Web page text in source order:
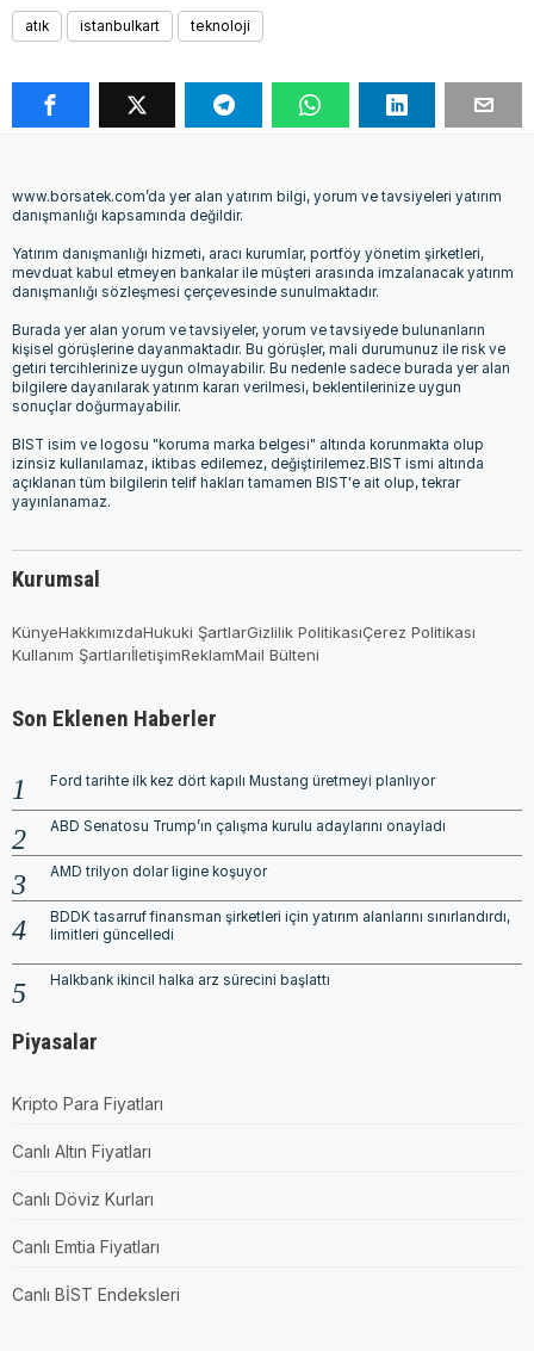
atık istanbulkart teknoloji
www.borsatek.com’da yer alan yatırım bilgi, yorum ve tavsiyeleri yatırım
danışmanlığı kapsamında değildir.
Yatırım danışmanlığı hizmeti, aracı kurumlar, portföy yönetim şirketleri,
mevduat kabul etmeyen bankalar ile müşteri arasında imzalanacak yatırım
danışmanlığı sözleşmesi çerçevesinde sunulmaktadır.
Burada yer alan yorum ve tavsiyeler, yorum ve tavsiyede bulunanların
kişisel görüşlerine dayanmaktadır. Bu görüşler, mali durumunuz ile risk ve
getiri tercihlerinize uygun olmayabilir. Bu nedenle sadece burada yer alan
bilgilere dayanılarak yatırım kararı verilmesi, beklentilerinize uygun
sonuçlar doğurmayabilir.
BIST isim ve logosu "koruma marka belgesi" altında korunmakta olup
izinsiz kullanılamaz, iktibas edilemez, değiştirilemez.BIST ismi altında
açıklanan tüm bilgilerin telif hakları tamamen BIST'e ait olup, tekrar
yayınlanamaz.
Kurumsal
KünyeHakkımızdaHukuki ŞartlarGizlilik PolitikasıÇerez Politikası
Kullanım ŞartlarıİletişimReklamMail Bülteni
Son Eklenen Haberler
Ford tarihte ilk kez dört kapılı Mustang üretmeyi planlıyor
ABD Senatosu Trump’ın çalışma kurulu adaylarını onayladı
AMD trilyon dolar ligine koşuyor
BDDK tasarruf finansman şirketleri için yatırım alanlarını sınırlandırdı,
limitleri güncelledi
Halkbank ikincil halka arz sürecini başlattı
Piyasalar
Kripto Para Fiyatları
Canlı Altın Fiyatları
Canlı Döviz Kurları
Canlı Emtia Fiyatları
Canlı BİST Endeksleri